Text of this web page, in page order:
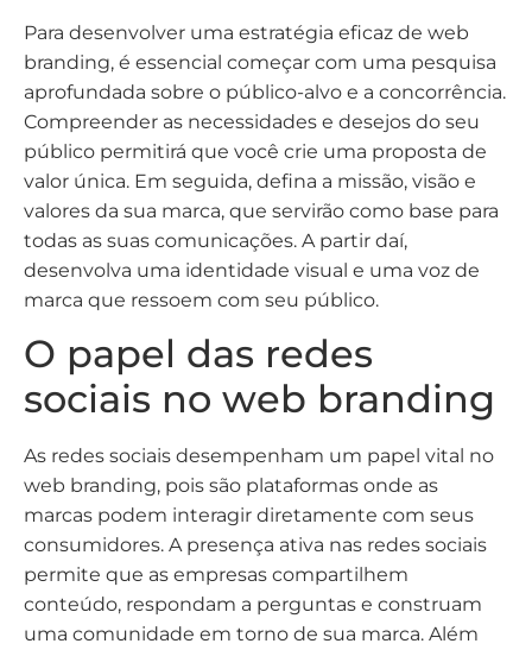
Para desenvolver uma estratégia eficaz de web
branding, é essencial começar com uma pesquisa
aprofundada sobre o público-alvo e a concorrência.
Compreender as necessidades e desejos do seu
público permitirá que você crie uma proposta de
valor única. Em seguida, defina a missão, visão e
valores da sua marca, que servirão como base para
todas as suas comunicações. A partir daí,
desenvolva uma identidade visual e uma voz de
marca que ressoem com seu público.
O papel das redes
sociais no web branding
As redes sociais desempenham um papel vital no
web branding, pois são plataformas onde as
marcas podem interagir diretamente com seus
consumidores. A presença ativa nas redes sociais
permite que as empresas compartilhem
conteúdo, respondam a perguntas e construam
uma comunidade em torno de sua marca. Além